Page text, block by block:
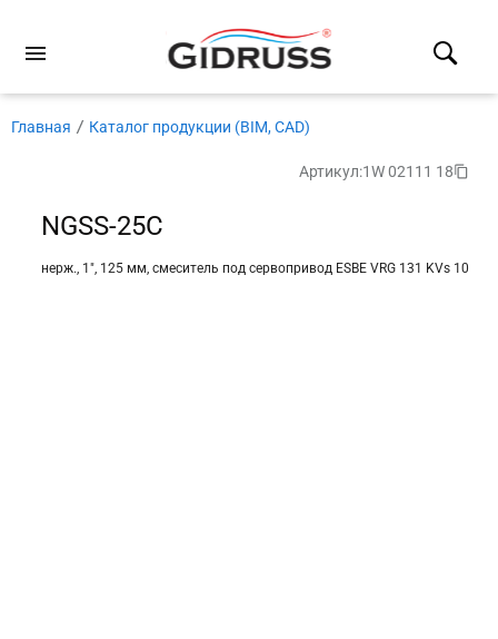
Главная Каталог продукции (BIM, CAD)
Артикул:1W 02111 18
NGSS-25C
нерж., 1″, 125 мм, смеситель под сервопривод ESBE VRG 131 KVs 10